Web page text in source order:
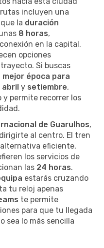
incluyen una
la duración
8 horas,
en la capital.
opciones
Si buscas
mejor época para
abril y setiembre,
y permite recorrer los
de Guarulhos,
al centro. El tren
eficiente,
los servicios de
las 24 horas.
estarás cruzando
tu reloj apenas
te permite
para que tu llegada
sea lo más sencilla